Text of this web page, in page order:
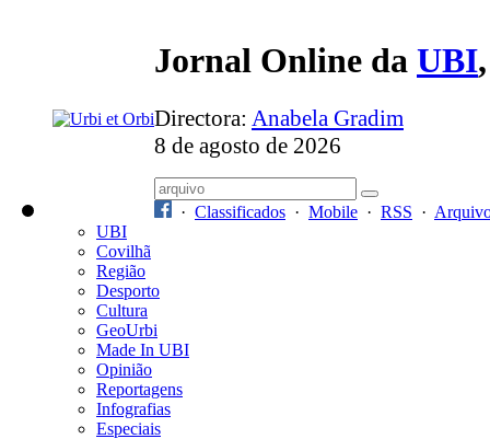
Jornal Online da UBI
Directora: Anabela Gradim
8 de agosto de 2026
· Classificados · Mobile · RSS ·
UBI
Covilhã
Região
Desporto
Cultura
GeoUrbi
Made In UBI
Opinião
Reportagens
Infografias
Especiais